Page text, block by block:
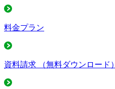
料金プラン
資料請求 （無料ダウンロード）